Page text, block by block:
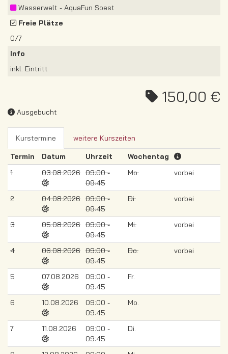
Wasserwelt - AquaFun Soest
Freie Plätze
0/7
Info
inkl. Eintritt
150,00 €
Ausgebucht
Kurstermine
weitere Kurszeiten
Termin
Datum Uhrzeit
Wochentag
1
03.08.2026 09:00 -
09:45
Mo. vorbei
2 04.08.2026 09:00 -
09:45
Di. vorbei
3 05.08.2026 09:00 -
09:45
Mi. vorbei
4 06.08.2026 09:00 -
09:45
Do. vorbei
5 07.08.2026
09:00 -
09:45
Fr.
6 10.08.2026
09:00 -
09:45
Mo.
7 11.08.2026
09:00 -
09:45
Di.